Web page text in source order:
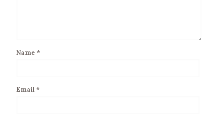
Name *
Email *